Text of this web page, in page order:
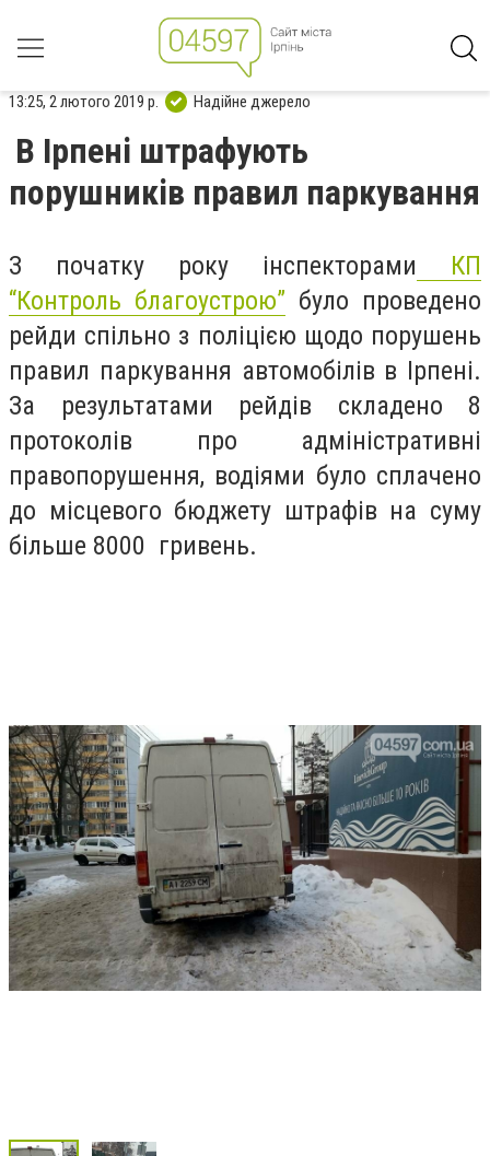
13:25, 2 лютого 2019 р. Надійне джерело
В Ірпені штрафують
порушників правил паркування
З початку року інспекторами КП
“Контроль благоустрою” було проведено
рейди спільно з поліцією щодо порушень
правил паркування автомобілів в Ірпені.
За результатами рейдів складено 8
протоколів про адміністративні
правопорушення, водіями було сплачено
до місцевого бюджету штрафів на суму
більше 8000 гривень.